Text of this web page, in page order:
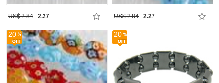
US$ 2.84 2.27 US$ 2.84 2.27
20 20